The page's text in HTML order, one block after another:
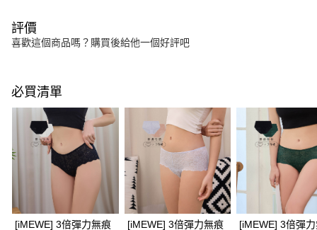
評價
喜歡這個商品嗎？購買後給他一個好評吧
必買清單
[iMEWE] 3倍彈力無痕 [iMEWE] 3倍彈力無痕 [iMEWE] 3倍彈